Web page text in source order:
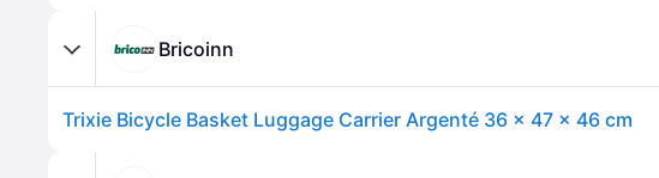
Bricoinn
Trixie Bicycle Basket Luggage Carrier Argenté 36 × 47 × 46 cm